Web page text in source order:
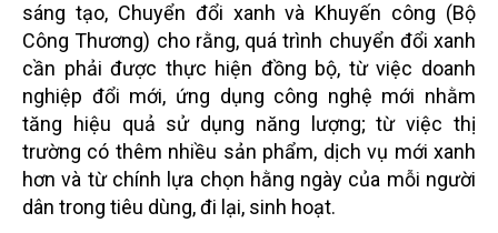
sáng tạo, Chuyển đổi xanh và Khuyến công (Bộ
Công Thương) cho rằng, quá trình chuyển đổi xanh
cần phải được thực hiện đồng bộ, từ việc doanh
nghiệp đổi mới, ứng dụng công nghệ mới nhằm
tăng hiệu quả sử dụng năng lượng; từ việc thị
trường có thêm nhiều sản phẩm, dịch vụ mới xanh
hơn và từ chính lựa chọn hằng ngày của mỗi người
dân trong tiêu dùng, đi lại, sinh hoạt.